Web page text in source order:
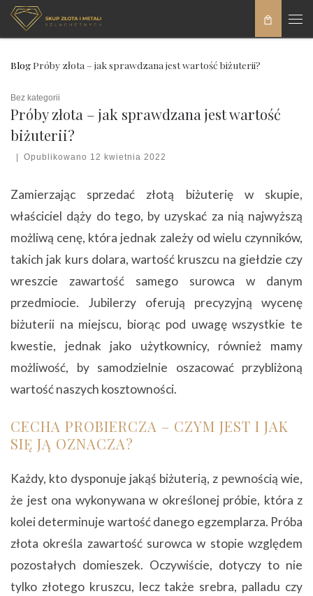
Skip to content
Blog Próby złota – jak sprawdzana jest wartość biżuterii?
Bez kategorii
Próby złota – jak sprawdzana jest wartość
biżuterii?
| Opublikowano 12 kwietnia 2022
Zamierzając sprzedać złotą biżuterię w skupie,
właściciel dąży do tego, by uzyskać za nią najwyższą
możliwą cenę, która jednak zależy od wielu czynników,
takich jak kurs dolara, wartość kruszcu na giełdzie czy
wreszcie zawartość samego surowca w danym
przedmiocie. Jubilerzy oferują precyzyjną wycenę
biżuterii na miejscu, biorąc pod uwagę wszystkie te
kwestie, jednak jako użytkownicy, również mamy
możliwość, by samodzielnie oszacować przybliżoną
wartość naszych kosztowności.
CECHA PROBIERCZA – CZYM JEST I JAK
SIĘ JĄ OZNACZA?
Każdy, kto dysponuje jakąś biżuterią, z pewnością wie,
że jest ona wykonywana w określonej próbie, która z
kolei determinuje wartość danego egzemplarza. Próba
złota określa zawartość surowca w stopie względem
pozostałych domieszek. Oczywiście, dotyczy to nie
tylko złotego kruszcu, lecz także srebra, palladu czy